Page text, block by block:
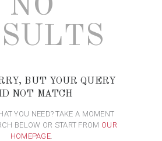
NO
BUT YOUR QUERY
NOT MATCH
YOU NEED? TAKE A MOMENT
BELOW OR START FROM OUR
HOMEPAGE